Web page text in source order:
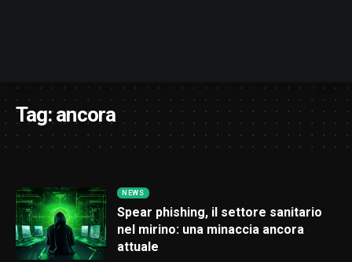
Tag:ancora
NEWS
Spear phishing, il settore sanitario
nel mirino: una minaccia ancora
attuale